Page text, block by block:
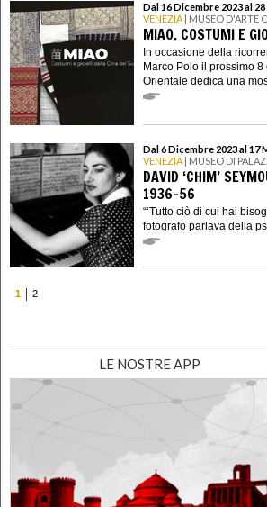
Dal 16 Dicembre 2023 al
VENEZIA | MUSEO D'ARTE
MIAO. COSTUMI E
In occasione della
Marco Polo il prossimo
Orientale dedica una
Dal 6 Dicembre 2023 al 17
VENEZIA | MUSEO DI
DAVID ‘CHIM’
1936-56
“‘Tutto ciò di cui hai
fotografo parlava della
1
2
LE NOSTRE APP